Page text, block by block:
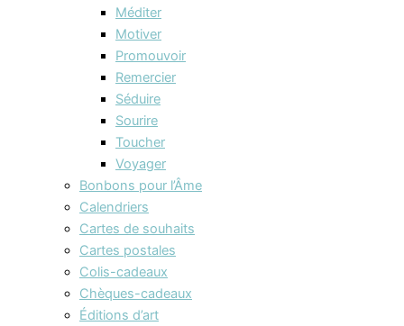
Méditer
Motiver
Promouvoir
Remercier
Séduire
Sourire
Toucher
Voyager
Bonbons pour l’Âme
Calendriers
Cartes de souhaits
Cartes postales
Colis-cadeaux
Chèques-cadeaux
Éditions d’art